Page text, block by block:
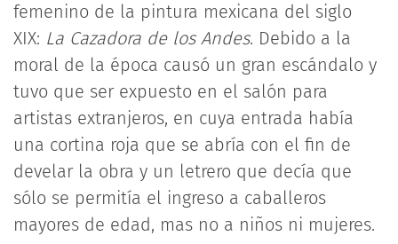
femenino de la pintura mexicana del siglo
XIX: La Cazadora de los Andes. Debido a la
moral de la época causó un gran escándalo y
tuvo que ser expuesto en el salón para
artistas extranjeros, en cuya entrada había
una cortina roja que se abría con el fin de
develar la obra y un letrero que decía que
sólo se permitía el ingreso a caballeros
mayores de edad, mas no a niños ni mujeres.